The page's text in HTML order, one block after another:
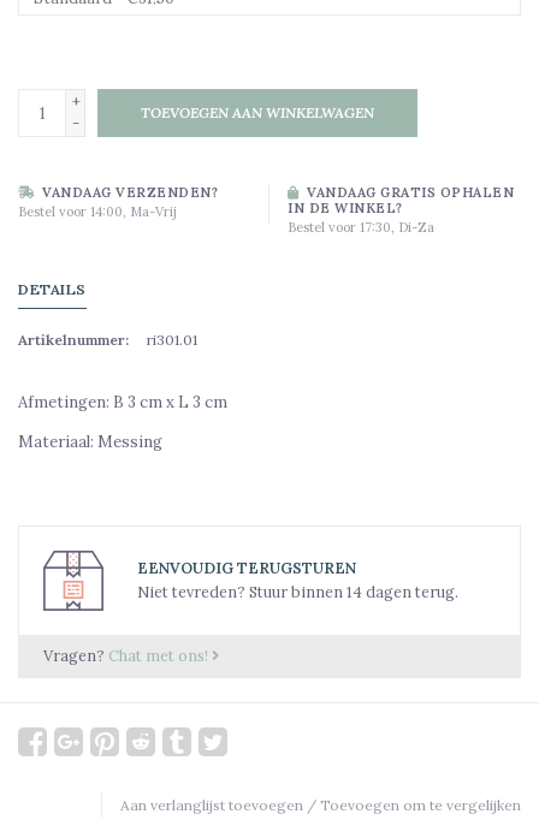
+
-
TOEVOEGEN AAN WINKELWAGEN
VANDAAG VERZENDEN?
Bestel voor 14:00, Ma-Vrij
VANDAAG GRATIS OPHALEN
IN DE WINKEL?
Bestel voor 17:30, Di-Za
DETAILS
Artikelnummer: ri301.01
Afmetingen: B 3 cm x L 3 cm
Materiaal: Messing
EENVOUDIG TERUGSTUREN
Niet tevreden? Stuur binnen 14 dagen terug.
Vragen? Chat met ons!
Aan verlanglijst toevoegen / Toevoegen om te vergelijken